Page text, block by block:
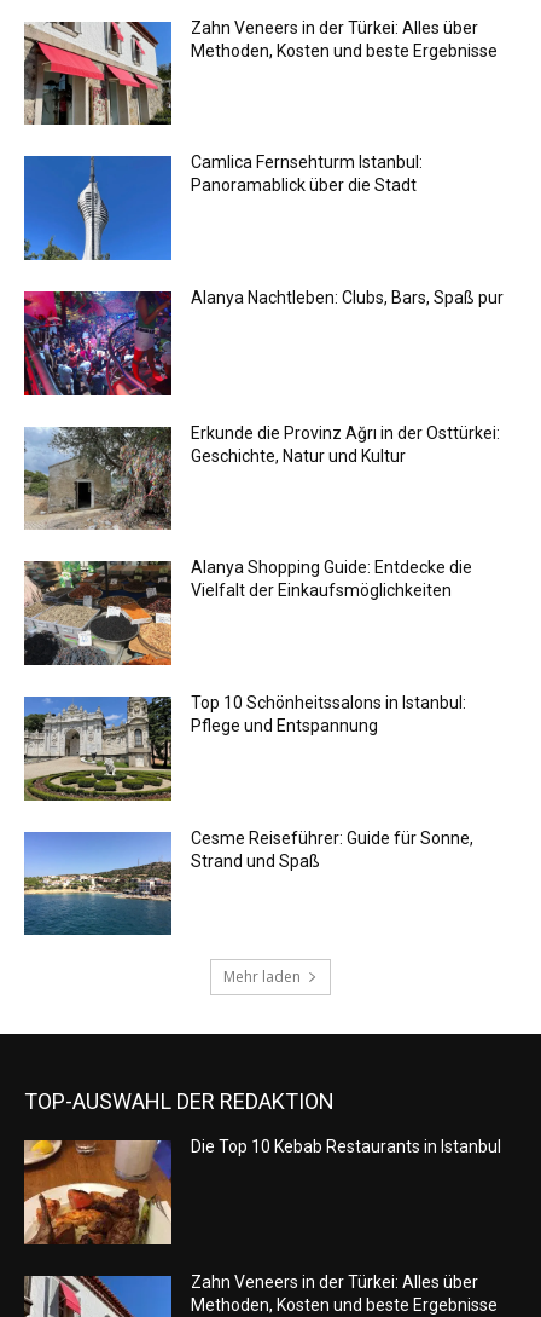
Zahn Veneers in der Türkei: Alles über
Methoden, Kosten und beste Ergebnisse
Camlica Fernsehturm Istanbul:
Panoramablick über die Stadt
Alanya Nachtleben: Clubs, Bars, Spaß pur
Erkunde die Provinz Ağrı in der Osttürkei:
Geschichte, Natur und Kultur
Alanya Shopping Guide: Entdecke die
Vielfalt der Einkaufsmöglichkeiten
Top 10 Schönheitssalons in Istanbul:
Pflege und Entspannung
Cesme Reiseführer: Guide für Sonne,
Strand und Spaß
Mehr laden
TOP-AUSWAHL DER REDAKTION
Die Top 10 Kebab Restaurants in Istanbul
Zahn Veneers in der Türkei: Alles über
Methoden, Kosten und beste Ergebnisse